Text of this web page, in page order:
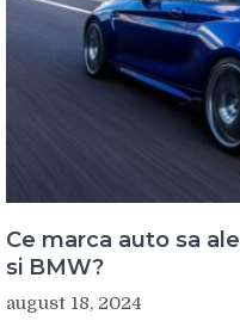
Ce marca auto sa
si BMW?
august 18, 2024